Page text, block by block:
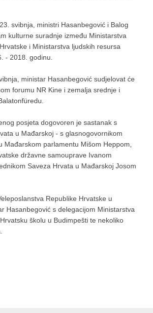
svibnja, ministri Hasanbegović i Balog
kulturne suradnje između Ministarstva
i Ministarstva ljudskih resursa
- 2018. godinu.
ministar Hasanbegović sudjelovat će
forumu NR Kine i zemalja srednje i
posjeta dogovoren je sastanak s
u Mađarskoj - s glasnogovornikom
Mađarskom parlamentu Mišom Heppom,
državne samouprave Ivanom
Saveza Hrvata u Mađarskoj Josom
Republike Hrvatske u
Hasanbegović s delegacijom Ministarstva
školu u Budimpešti te nekoliko